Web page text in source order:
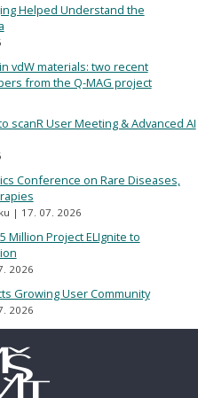
Helped Understand the
vdW materials: two recent
from the Q-MAG project
scanR User Meeting & Advanced AI
Conference on Rare Diseases,
17. 07. 2026
Million Project ELIgnite to
2026
Growing User Community
2026